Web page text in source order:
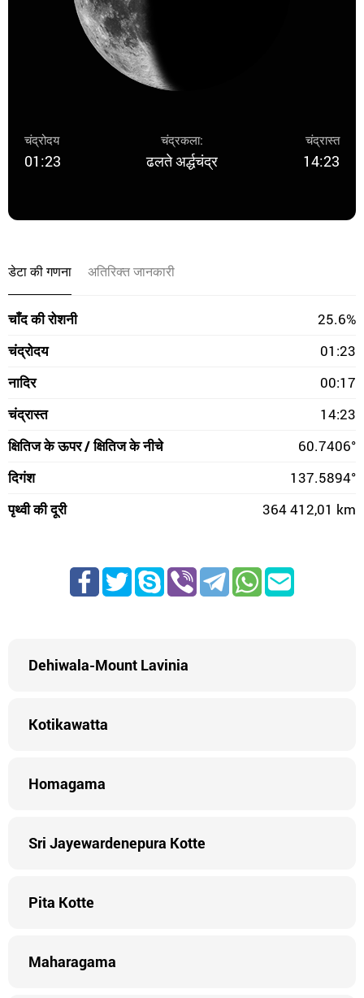
चंद्रोदय
01:23
चंद्रकला:
ढलते अर्द्धचंद्र
चंद्रास्त
14:23
डेटा की गणना अतिरिक्त जानकारी
चाँद की रोशनी
25.6%
चंद्रोदय
01:23
नादिर
00:17
चंद्रास्त
14:23
क्षितिज के ऊपर / क्षितिज के नीचे
60.7406°
दिगंश
137.5894°
पृथ्वी की दूरी
364 412,01 km
Dehiwala-Mount Lavinia
Kotikawatta
Homagama
Sri Jayewardenepura Kotte
Pita Kotte
Maharagama